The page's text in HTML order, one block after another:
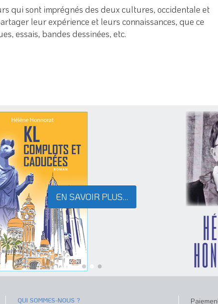
qui sont imprégnés des deux cultures, occidentale et
leur expérience et leurs connaissances, que ce
essais, bandes dessinées, etc.
EN SAVOIR PLUS…
EN SAVOIR PLUS…
EN SAVOIR PLUS…
QUI SOMMES-NOUS ?